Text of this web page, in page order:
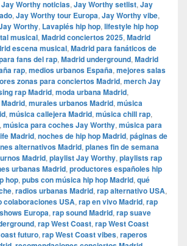
Jay Worthy noticias, Jay Worthy setlist, Jay
, Jay Worthy tour Europa, Jay Worthy vibe,
Worthy, Lavapiés hip hop, lifestyle hip hop
musical, Madrid conciertos 2025, Madrid
escena musical, Madrid para fanáticos de
fans del rap, Madrid underground, Madrid
rap, medios urbanos España, mejores salas
zonas para conciertos Madrid, merch Jay
rap Madrid, moda urbana Madrid,
, murales urbanos Madrid, música
, música callejera Madrid, música chill rap,
, música para coches Jay Worthy, música para
Madrid, noches de hip hop Madrid, páginas de
alternativos Madrid, planes fin de semana
Madrid, playlist Jay Worthy, playlists rap
urbanas Madrid, productores españoles hip
hop, pubs con música hip hop Madrid, qué
, radios urbanas Madrid, rap alternativo USA,
colaboraciones USA, rap en vivo Madrid, rap
Europa, rap sound Madrid, rap suave
, rap West Coast, rap West Coast
futuro, rap West Coast vibes, raperos